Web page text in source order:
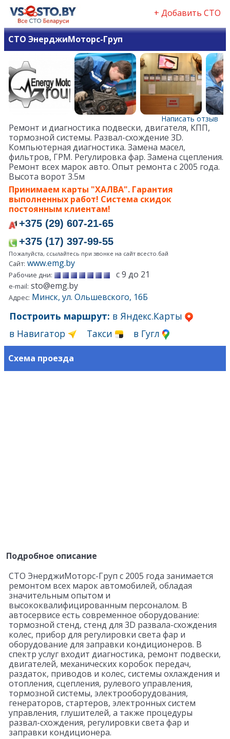
+ Добавить СТО
СТО ЭнерджиМоторс-Груп
Написать отзыв
Ремонт и диагностика подвески, двигателя, КПП,
тормозной системы. Развал-схождение 3D.
Компьютерная диагностика. Замена масел,
фильтров, ГРМ. Регулировка фар. Замена сцепления.
Ремонт всех марок авто. Опыт ремонта с 2005 года.
Высота ворот 3.5м
Принимаем карты "ХАЛВА". Гарантия
выполненных работ! Система скидок
постоянным клиентам!
+375 (29) 607-21-65
+375 (17) 397-99-55
Пожалуйста, ссылайтесь при звонке на сайт всесто.бай
Сайт: www.emg.by
Рабочие дни: с 9 до 21
e-mail: sto@emg.by
Адрес: Минск, ул. Ольшевского, 16Б
Построить маршрут: в Яндекс.Карты
в Навигатор
Такси в Гугл
Схема проезда
Подробное описание
СТО ЭнерджиМоторс-Груп с 2005 года занимается
ремонтом всех марок автомобилей, обладая
значительным опытом и
высококвалифицированным персоналом. В
автосервисе есть современное оборудование:
тормозной стенд, стенд для 3D развала-схождения
колес, прибор для регулировки света фар и
оборудование для заправки кондиционеров. В
спектр услуг входит диагностика, ремонт подвески,
двигателей, механических коробок передач,
раздаток, приводов и колес, системы охлаждения и
отопления, сцепления, рулевого управления,
тормозной системы, электрооборудования,
генераторов, стартеров, электронных систем
управления, глушителей, а также процедуры
развал-схождения, регулировки света фар и
заправки кондиционера.